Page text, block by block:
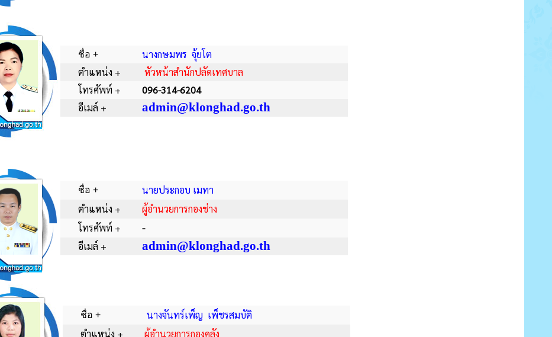
ชื่อ +
นางกษมพร จุ้ยโต
ตำแหน่ง +
หัวหน้าสำนักปลัดเทศบาล
โทรศัพท์ +
096-314-6204
อีเมล์ +
admin@klonghad.go.th
ชื่อ +
นายประกอบ เมทา
ตำแหน่ง +
ผู้อํานวยการกองช่าง
โทรศัพท์ +
-
อีเมล์ +
admin@klonghad.go.th
ชื่อ +
นางจันทร์เพ็ญ เพ็ชรสมบัติ
ตำแหน่ง +
ผู้อำนวยการกองคลัง